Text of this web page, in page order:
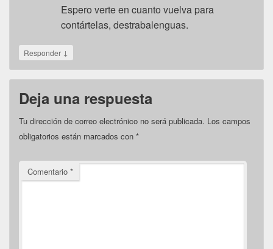
Espero verte en cuanto vuelva para
contártelas, destrabalenguas.
Responder ↓
Deja una respuesta
Tu dirección de correo electrónico no será publicada. Los campos
obligatorios están marcados con *
Comentario *